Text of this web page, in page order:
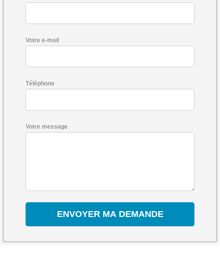
Votre e-mail
Téléphone
Votre message